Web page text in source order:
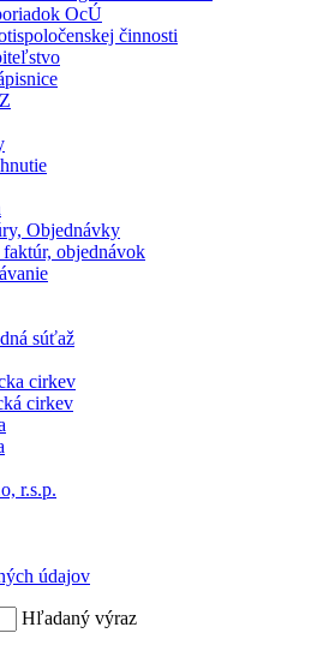
OcÚ
činnosti
Objednávky
objednávok
súťaž
cirkev
cirkev
r.s.p.
údajov
Hľadaný výraz